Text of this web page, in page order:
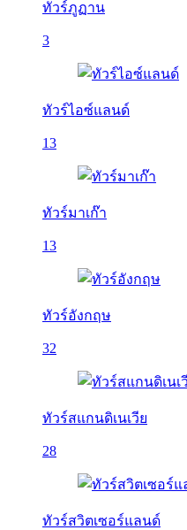
ทัวร์ภูฏาน
3
ทัวร์ไอซ์แลนด์
13
ทัวร์มาเก๊า
13
ทัวร์อังกฤษ
32
ทัวร์สแกนดิเนเวีย
28
ทัวร์สวิตเซอร์แลนด์